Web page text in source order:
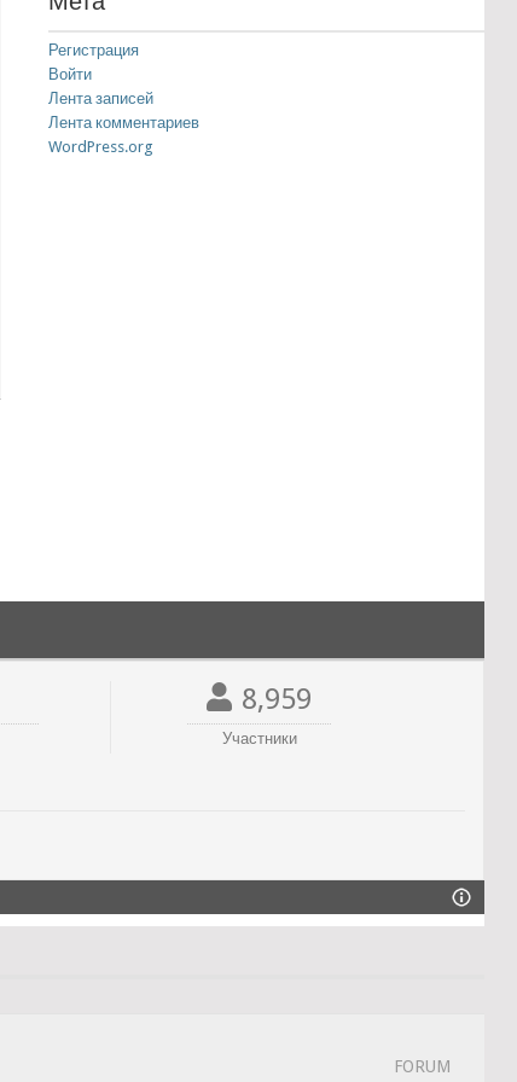
Регистрация
Войти
Лента записей
Лента комментариев
WordPress.org
8,959
Участники
FORUM